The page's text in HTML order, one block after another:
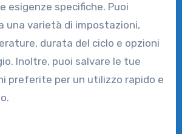
esigenze specifiche. Puoi
una varietà di impostazioni,
durata del ciclo e opzioni
Inoltre, puoi salvare le tue
preferite per un utilizzo rapido e